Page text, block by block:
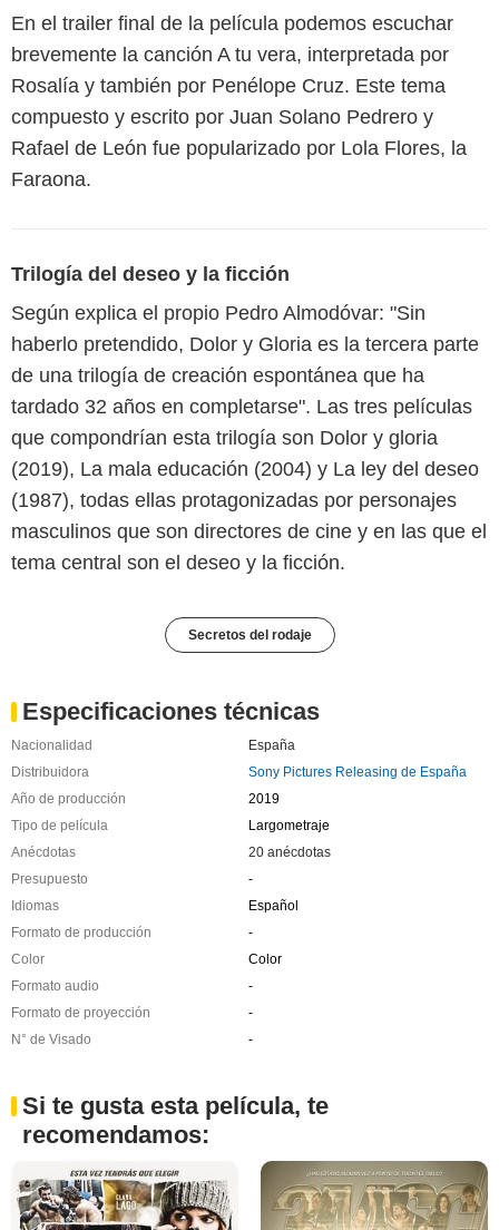
En el trailer final de la película podemos escuchar
brevemente la canción A tu vera, interpretada por
Rosalía y también por Penélope Cruz. Este tema
compuesto y escrito por Juan Solano Pedrero y
Rafael de León fue popularizado por Lola Flores, la
Faraona.
Trilogía del deseo y la ficción
Según explica el propio Pedro Almodóvar: "Sin
haberlo pretendido, Dolor y Gloria es la tercera parte
de una trilogía de creación espontánea que ha
tardado 32 años en completarse". Las tres películas
que compondrían esta trilogía son Dolor y gloria
(2019), La mala educación (2004) y La ley del deseo
(1987), todas ellas protagonizadas por personajes
masculinos que son directores de cine y en las que el
tema central son el deseo y la ficción.
Secretos del rodaje
Especificaciones técnicas
Nacionalidad
España
Distribuidora
Sony Pictures Releasing de España
Año de producción
2019
Tipo de película
Largometraje
Anécdotas
20 anécdotas
Presupuesto
-
Idiomas
Español
Formato de producción
-
Color
Color
Formato audio
-
Formato de proyección
-
N° de Visado
-
Si te gusta esta película, te
recomendamos: